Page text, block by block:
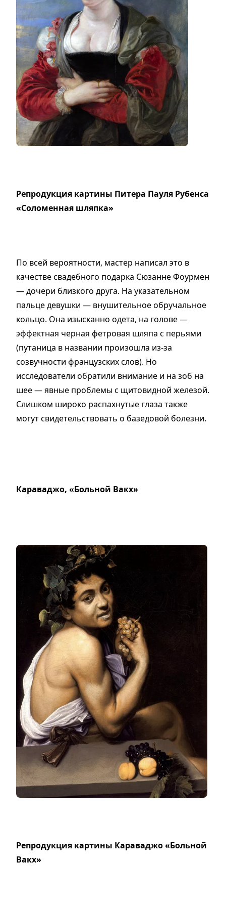
Репродукция картины Питера Пауля Рубенса
«Соломенная шляпка»
По всей вероятности, мастер написал это в
качестве свадебного подарка Сюзанне Фоурмен
— дочери близкого друга. На указательном
пальце девушки — внушительное обручальное
кольцо. Она изысканно одета, на голове —
эффектная черная фетровая шляпа с перьями
(путаница в названии произошла из-за
созвучности французских слов). Но
исследователи обратили внимание и на зоб на
шее — явные проблемы с щитовидной железой.
Слишком широко распахнутые глаза также
могут свидетельствовать о базедовой болезни.
Караваджо, «Больной Вакх»
Репродукция картины Караваджо «Больной
Вакх»